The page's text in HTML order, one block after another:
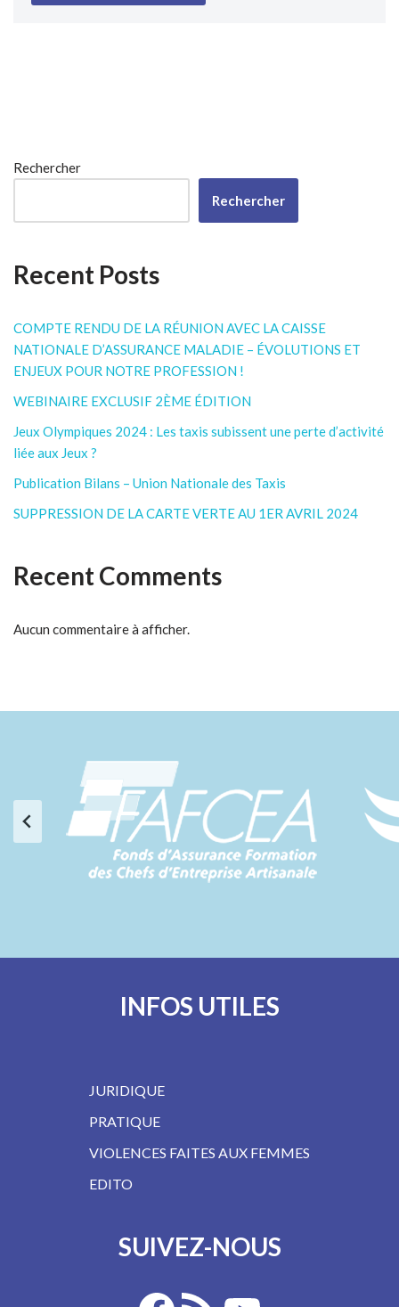
Rechercher
Rechercher
Recent Posts
COMPTE RENDU DE LA RÉUNION AVEC LA CAISSE
NATIONALE D’ASSURANCE MALADIE – ÉVOLUTIONS ET
ENJEUX POUR NOTRE PROFESSION !
WEBINAIRE EXCLUSIF 2ÈME ÉDITION
Jeux Olympiques 2024 : Les taxis subissent une perte d’activité
liée aux Jeux ?
Publication Bilans – Union Nationale des Taxis
SUPPRESSION DE LA CARTE VERTE AU 1ER AVRIL 2024
Recent Comments
Aucun commentaire à afficher.
INFOS UTILES
JURIDIQUE
PRATIQUE
VIOLENCES FAITES AUX FEMMES
EDITO
SUIVEZ-NOUS